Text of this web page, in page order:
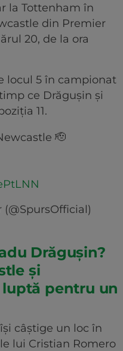
la Tottenham în
din Premier
20, de la ora
locul 5 în campionat
ce Drăgușin și
11.
🫡
Drăgușin?
și
luptă pentru un
câștige un loc în
lui Cristian Romero